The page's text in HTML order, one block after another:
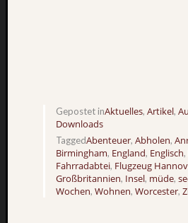
Gepostet inAktuelles, Artikel,
Downloads
TaggedAbenteuer, Abholen,
Birmingham, England, Englisch,
Fahrradabtei, Flugzeug
Großbritannien, Insel, müde,
Wochen, Wohnen, Worcester,